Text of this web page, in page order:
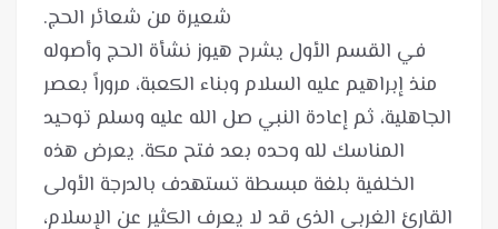
في القسم الأول يشرح هيوز نشأة الحج وأصوله
منذ إبراهيم عليه السلام وبناء الكعبة، مروراً بعصر
الجاهلية، ثم إعادة النبي صل الله عليه وسلم توحيد
المناسك لله وحده بعد فتح مكة. يعرض هذه
الخلفية بلغة مبسطة تستهدف بالدرجة الأولى
القارئ الغربي الذي قد لا يعرف الكثير عن الإسلام،